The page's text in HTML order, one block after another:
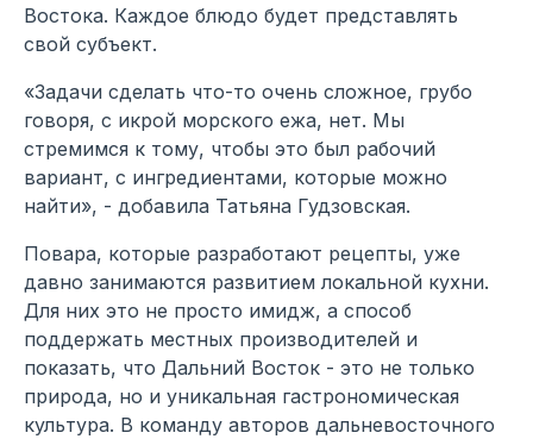
Востока. Каждое блюдо будет представлять
свой субъект.
«Задачи сделать что-то очень сложное, грубо
говоря, с икрой морского ежа, нет. Мы
стремимся к тому, чтобы это был рабочий
вариант, с ингредиентами, которые можно
найти», - добавила Татьяна Гудзовская.
Повара, которые разработают рецепты, уже
давно занимаются развитием локальной кухни.
Для них это не просто имидж, а способ
поддержать местных производителей и
показать, что Дальний Восток - это не только
природа, но и уникальная гастрономическая
культура. В команду авторов дальневосточного